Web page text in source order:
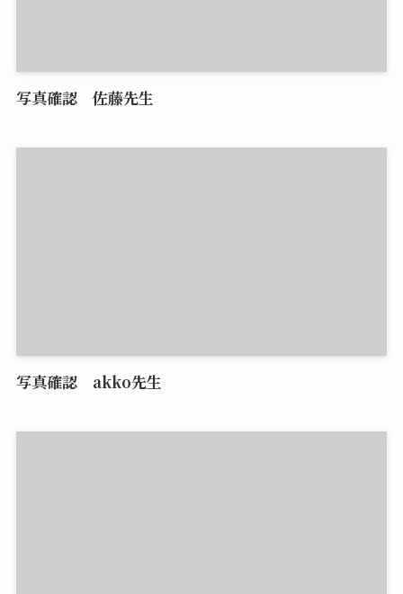
写真確認 佐藤先生
写真確認 akko先生